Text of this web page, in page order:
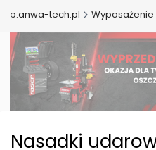
tech.pl
Nasadki